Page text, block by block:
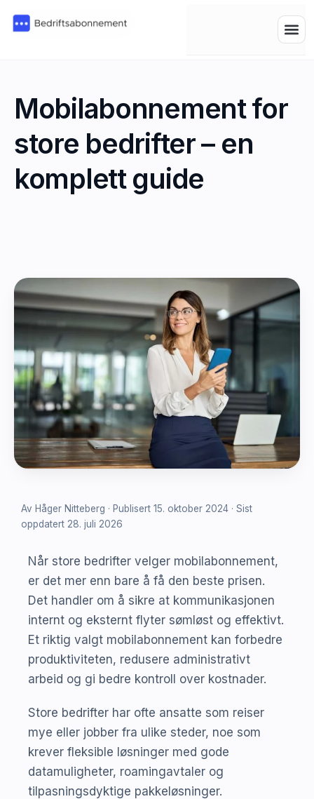
Mobilabonnement for
store bedrifter – en
komplett guide
Av Håger Nitteberg · Publisert 15. oktober 2024 · Sist
oppdatert 28. juli 2026
Når store bedrifter velger mobilabonnement,
er det mer enn bare å få den beste prisen.
Det handler om å sikre at kommunikasjonen
internt og eksternt flyter sømløst og effektivt.
Et riktig valgt mobilabonnement kan forbedre
produktiviteten, redusere administrativt
arbeid og gi bedre kontroll over kostnader.
Store bedrifter har ofte ansatte som reiser
mye eller jobber fra ulike steder, noe som
krever fleksible løsninger med gode
datamuligheter, roamingavtaler og
tilpasningsdyktige pakkeløsninger.